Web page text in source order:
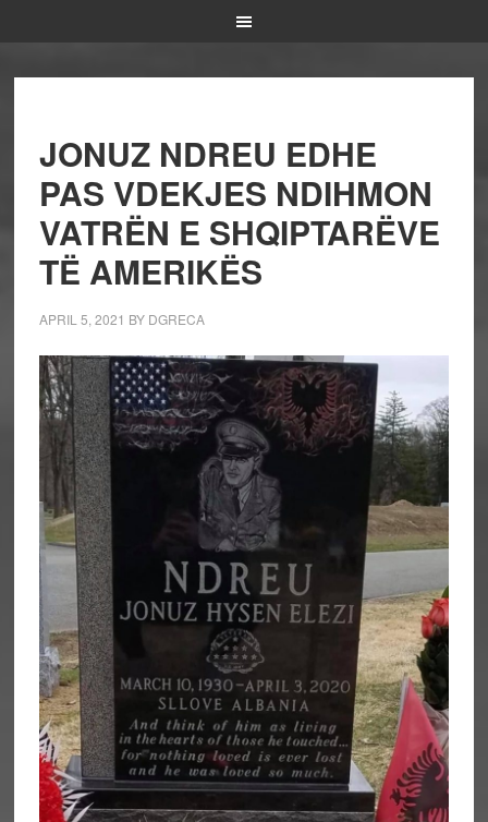
JONUZ NDREU EDHE
PAS VDEKJES NDIHMON
VATRËN E SHQIPTARËVE
TË AMERIKËS
APRIL 5, 2021 BY DGRECA